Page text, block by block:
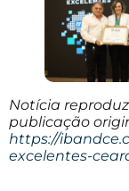
Notícia
publicação
https://
excelentes-